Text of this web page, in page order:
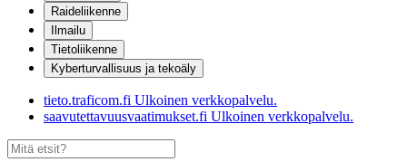
Raideliikenne
Ilmailu
Tietoliikenne
Kyberturvallisuus ja tekoäly
tieto.traficom.fi Ulkoinen verkkopalvelu.
saavutettavuusvaatimukset.fi Ulkoinen verkkopalvelu.